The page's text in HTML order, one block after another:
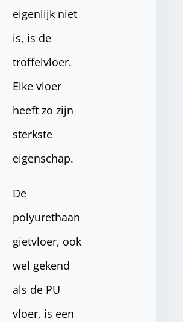
eigenlijk niet
is, is de
troffelvloer.
Elke vloer
heeft zo zijn
sterkste
eigenschap.
De
polyurethaan
gietvloer, ook
wel gekend
als de PU
vloer, is een